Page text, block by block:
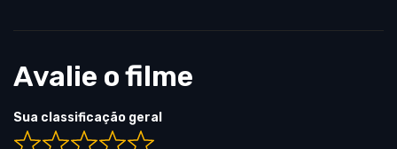
Avalie o filme
Sua classificação geral